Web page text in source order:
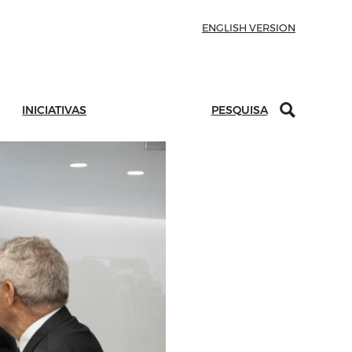
ENGLISH VERSION
INICIATIVAS PESQUISA